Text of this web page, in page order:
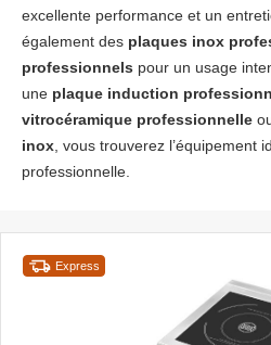
excellente performance et un
également des plaques inox
professionnels pour un usage
une plaque induction
vitrocéramique professionnelle
inox , vous trouverez l’équipement
professionnelle.
Express